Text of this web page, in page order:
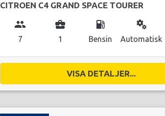
CITROEN C4 GRAND SPACE TOURER
group
7
business_center
1
local_gas_station
Bensin
miscellaneous_services
Automatisk
VISA DETALJER...